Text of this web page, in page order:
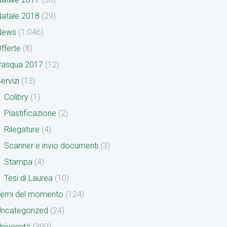
2018 (29)
(1.046)
(8)
2017 (12)
(13)
Colibry (1)
Plastificazione (2)
Rilegature (4)
Scanner e invio documenti (3)
Stampa (4)
Tesi di Laurea (10)
del momento (124)
(24)